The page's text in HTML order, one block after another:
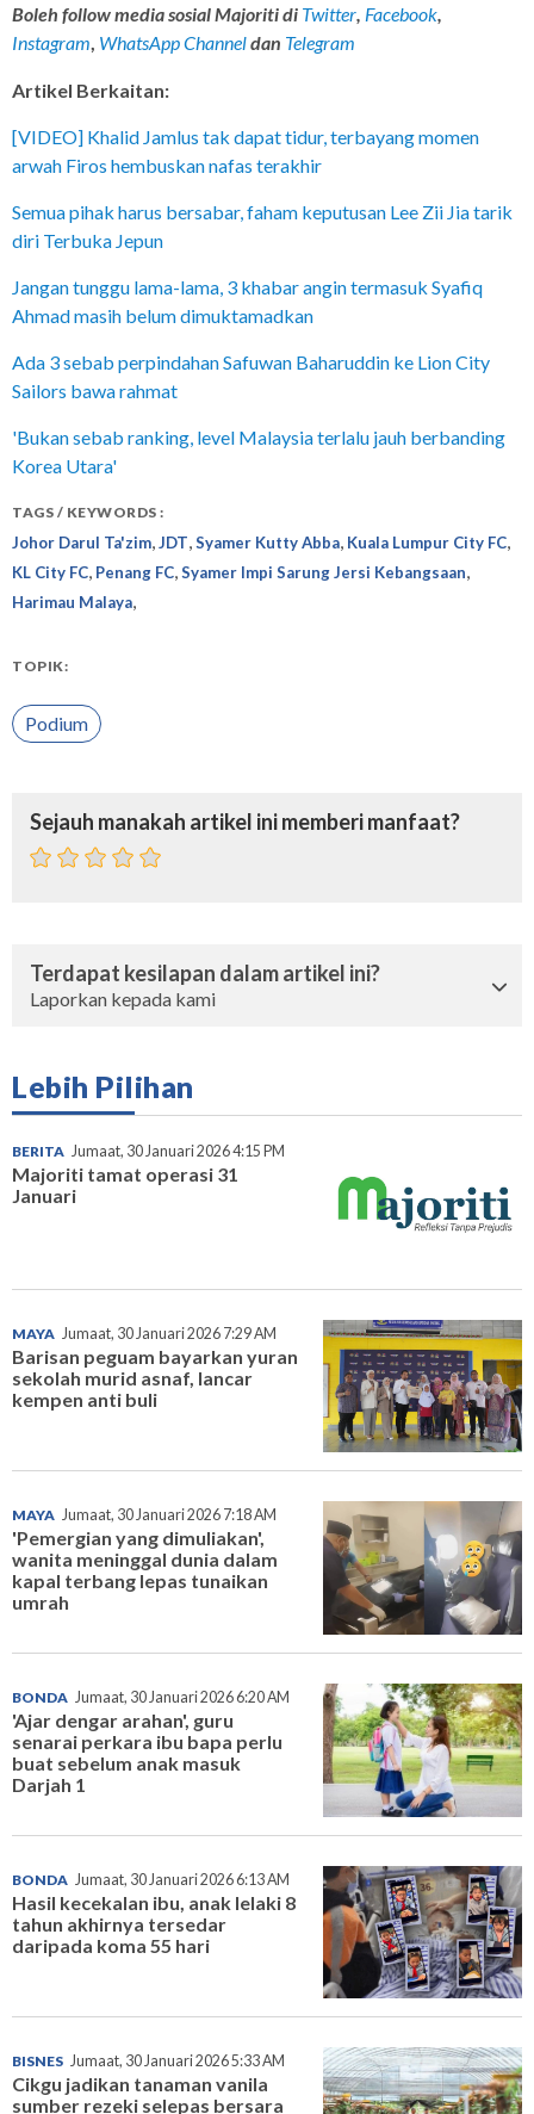
Boleh follow media sosial Majoriti di Twitter, Facebook,
Instagram, WhatsApp Channeldan Telegram
Artikel Berkaitan:
[VIDEO] Khalid Jamlus tak dapat tidur, terbayang momen
arwah Firos hembuskan nafas terakhir
Semua pihak harus bersabar, faham keputusan Lee Zii Jia tarik
diri Terbuka Jepun
Jangan tunggu lama-lama, 3 khabar angin termasuk Syafiq
Ahmad masih belum dimuktamadkan
Ada 3 sebab perpindahan Safuwan Baharuddin ke Lion City
Sailors bawa rahmat
'Bukan sebab ranking, level Malaysia terlalu jauh berbanding
Korea Utara'
TAGS / KEYWORDS :
Johor Darul Ta'zim,JDT,Syamer Kutty Abba, Kuala Lumpur City FC,
KL City FC, Penang FC,Syamer Impi Sarung Jersi Kebangsaan,
Harimau Malaya,
TOPIK:
Podium
Sejauh manakah artikel ini memberi manfaat?
Terdapat kesilapan dalam artikel ini?
Laporkan kepada kami
Lebih Pilihan
BERITA Jumaat, 30 Januari 2026 4:15 PM
Majoriti tamat operasi 31
Januari
MAYA Jumaat, 30 Januari 2026 7:29 AM
Barisan peguam bayarkan yuran
sekolah murid asnaf, lancar
kempen anti buli
MAYA Jumaat, 30 Januari 2026 7:18 AM
'Pemergian yang dimuliakan',
wanita meninggal dunia dalam
kapal terbang lepas tunaikan
umrah
BONDA Jumaat, 30 Januari 2026 6:20 AM
'Ajar dengar arahan', guru
senarai perkara ibu bapa perlu
buat sebelum anak masuk
Darjah 1
BONDA Jumaat, 30 Januari 2026 6:13 AM
Hasil kecekalan ibu, anak lelaki 8
tahun akhirnya tersedar
daripada koma 55 hari
BISNES Jumaat, 30 Januari 2026 5:33 AM
Cikgu jadikan tanaman vanila
sumber rezeki selepas bersara